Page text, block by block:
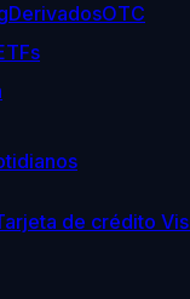
DerivadosOTC
de crédito